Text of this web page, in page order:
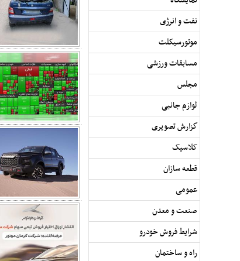
نفت و انرژی
موتورسیکلت
مسابقات ورزشی
مجلس
لوازم جانبی
گزارش تصویری
کلاسیک
قطعه سازان
عمومی
صنعت و معدن
شرایط فروش خودرو
راه و ساختمان